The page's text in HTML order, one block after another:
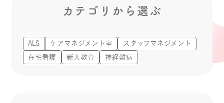
カテゴリから選ぶ
ALS ケアマネジメント室
スタッフマネジメント
在宅看護
新人教育 神経難病